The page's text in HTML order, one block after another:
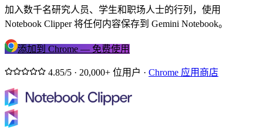
加入数千名研究人员、学生和职场人士的行列，使用
Notebook Clipper 将任何内容保存到 Gemini Notebook。
添加到 Chrome — 免费使用
4.85/5 · 20,000+ 位用户 · Chrome 应用商店